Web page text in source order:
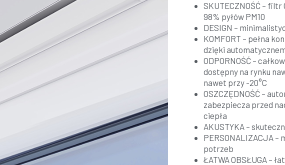
SKUTECZNOŚĆ –
98% pyłów PM10
DESIGN –
KOMFORT – pełna
dzięki
ODPORNOŚĆ –
dostępny na rynku
nawet przy -20°C
OSZCZĘDNOŚĆ –
zabezpiecza przed
ciepła
AKUSTYKA –
PERSONALIZACJA –
potrzeb
ŁATWA OBSŁUGA –